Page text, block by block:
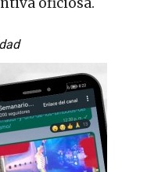
oficiosa.